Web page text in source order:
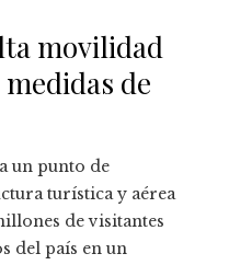
movilidad
de
un punto de
turística y aérea
de visitantes
del país en un